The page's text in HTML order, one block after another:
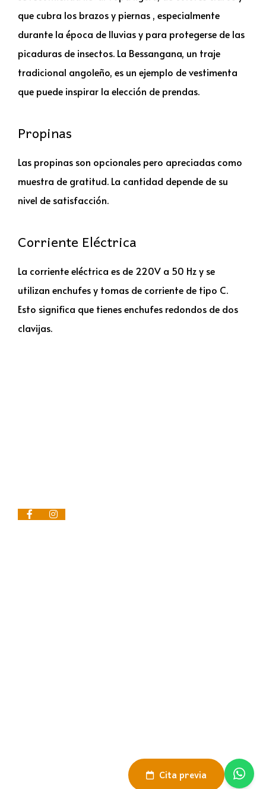
que cubra los brazos y piernas , especialmente
durante la época de lluvias y para protegerse de las
picaduras de insectos. La Bessangana, un traje
tradicional angoleño, es un ejemplo de vestimenta
que puede inspirar la elección de prendas.
Propinas
Las propinas son opcionales pero apreciadas como
muestra de gratitud. La cantidad depende de su
nivel de satisfacción.
Corriente Eléctrica
La corriente eléctrica es de 220V a 50 Hz y se
utilizan enchufes y tomas de corriente de tipo C.
Esto significa que tienes enchufes redondos de dos
clavijas.
Cita previa